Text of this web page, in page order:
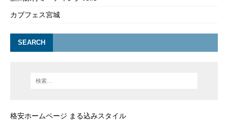
カブフェス宮城
SEARCH
格安ホームページ まる込みスタイル